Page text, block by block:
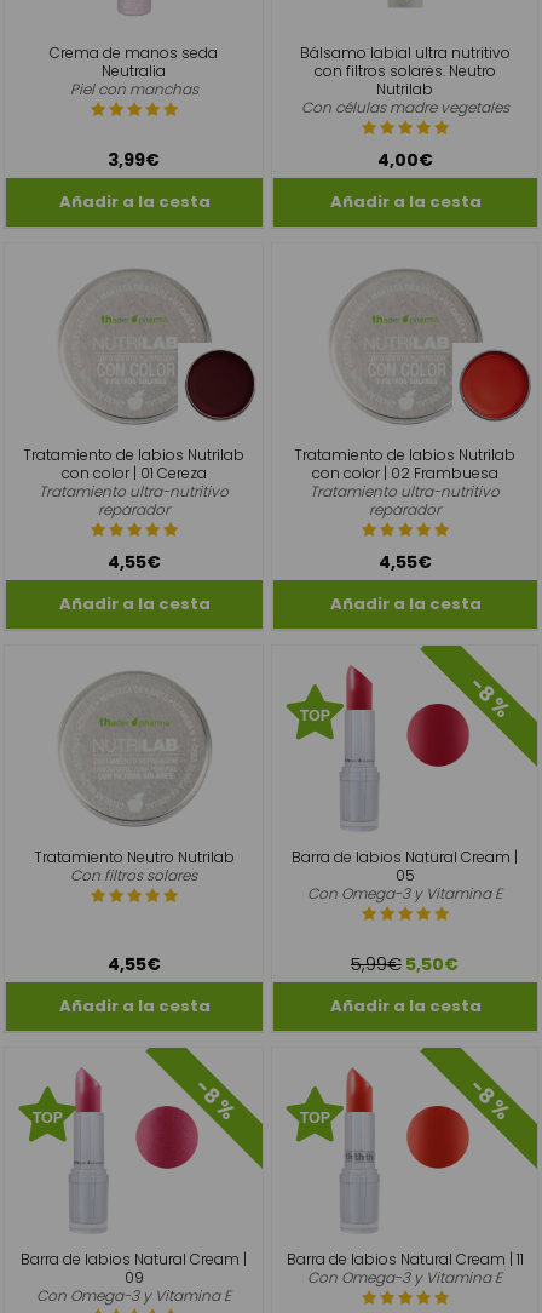
Crema de manos seda
Neutralia
Piel con manchas
3,99€
Bálsamo labial ultra nutritivo
con filtros solares. Neutro
Nutrilab
Con células madre vegetales
4,00€
Tratamiento de labios Nutrilab
con color | 01 Cereza
Tratamiento ultra-nutritivo
reparador
4,55€
Tratamiento de labios Nutrilab
con color | 02 Frambuesa
Tratamiento ultra-nutritivo
reparador
4,55€
Tratamiento Neutro Nutrilab
Con filtros solares
4,55€
Barra de labios Natural Cream |
05
Con Omega-3 y Vitamina E
-8 %
5,99€ 5,50€
Barra de labios Natural Cream |
09
Con Omega-3 y Vitamina E
-8 %
Barra de labios Natural Cream | 11
Con Omega-3 y Vitamina E
-8 %